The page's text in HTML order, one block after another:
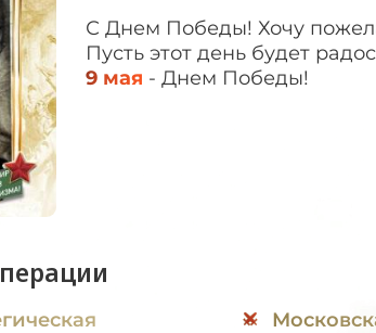
С Днем Победы! Хочу
Пусть этот день будет
9 мая - Днем Победы!